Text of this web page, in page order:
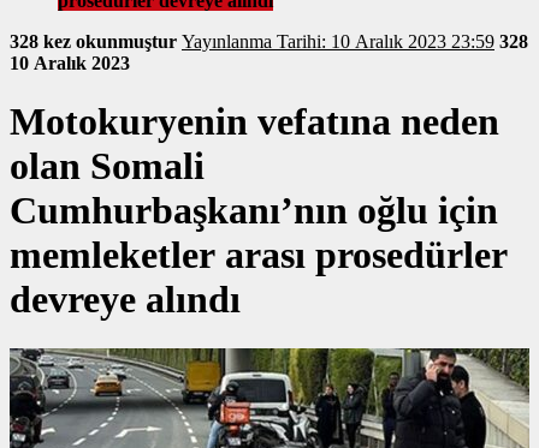
328 kez okunmuştur
Yayınlanma Tarihi: 10 Aralık 2023 23:59 328
10 Aralık 2023
Motokuryenin vefatına neden
olan Somali
Cumhurbaşkanı’nın oğlu için
memleketler arası prosedürler
devreye alındı